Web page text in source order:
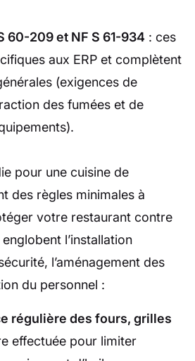
60-209 et NF S 61-934 : ces
aux ERP et complètent
(exigences de
des fumées et de
pour une cuisine de
des règles minimales à
votre restaurant contre
l’installation
l’aménagement des
du personnel :
régulière des fours, grilles
effectuée pour limiter